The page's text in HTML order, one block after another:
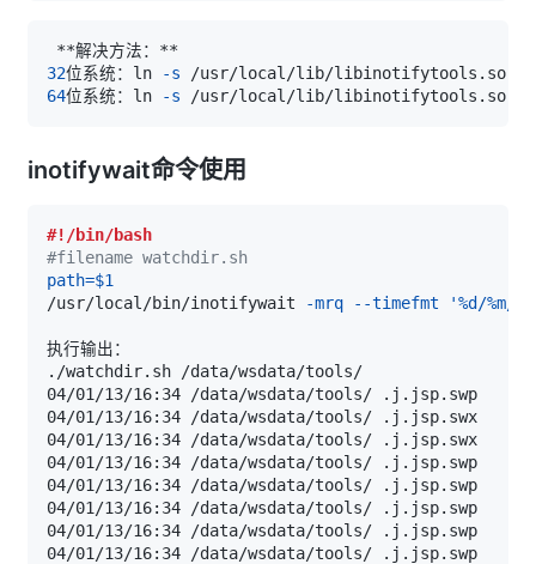
32位系统：ln
-s
64位系统：ln -s
inotifywait命令使用
#!/bin/bash
#filename watchdir.sh
path=$1
/usr/local/bin/inotifywait
-mrq --timefmt '%d/%m/